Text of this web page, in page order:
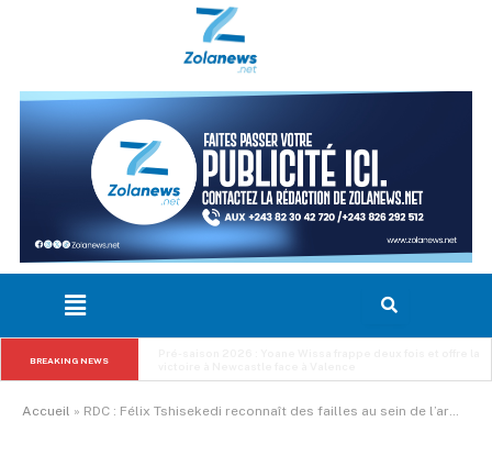
BREAKING NEWS
Accueil » RDC : Félix Tshisekedi reconnaît des failles au sein de l’armée et présente ses excuses au peuple congolais pour sa déclaration « sur la moindre escarmouche »